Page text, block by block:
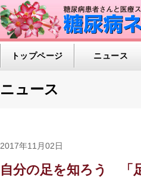
トップページ ニュース
ニュース
2017年11月02日
自分の足を知ろう 「